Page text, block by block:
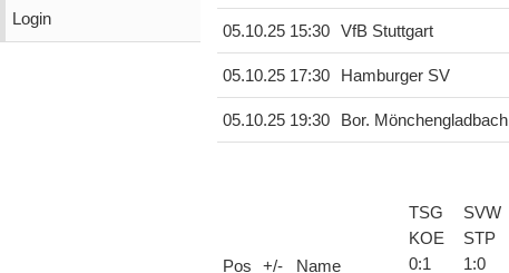
Login
05.10.25 15:30 VfB Stuttgart
05.10.25 17:30 Hamburger SV
05.10.25 19:30 Bor. Mönchengladbach
Pos +/- Name
TSG
KOE
0:1
SVW
STP
1:0